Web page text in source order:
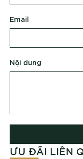
Email
Nội dung
ƯU ĐÃI LIÊN